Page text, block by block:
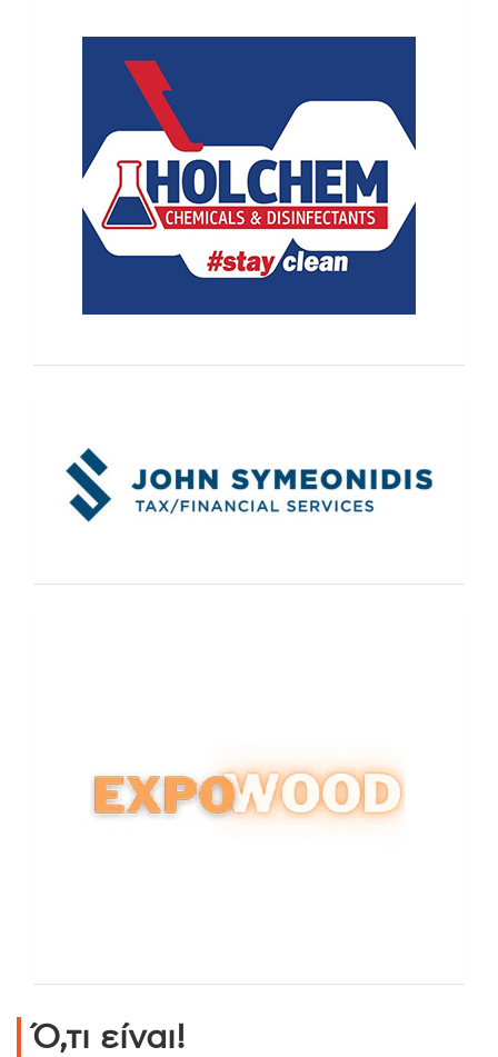
Ό,τι είναι!